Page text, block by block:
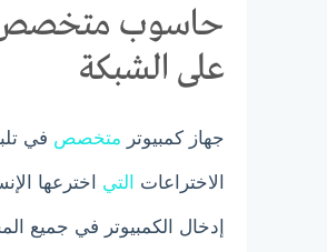
حاسوب متخصص
على الشبكة
جهاز كمبيوتر متخصص في
الاختراعات التي اخترعها
إدخال الكمبيوتر في جميع